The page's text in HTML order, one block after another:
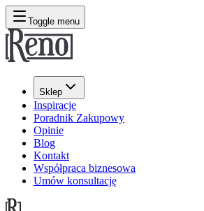
Toggle menu
Sklep
Inspiracje
Poradnik Zakupowy
Opinie
Blog
Kontakt
Współpraca biznesowa
Umów konsultację